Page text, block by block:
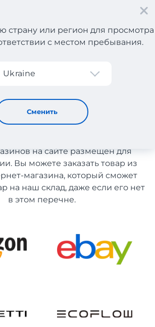
страну или регион для просмотра
с местом пребывания.
Ukraine
Сменить
дома из Чехии с доставкой в Украину
дома из Чехии с
в Украину
на сайте размещен для
Вы можете заказать товар из
магазина, который сможет
на наш склад, даже если его нет
в этом перечне.